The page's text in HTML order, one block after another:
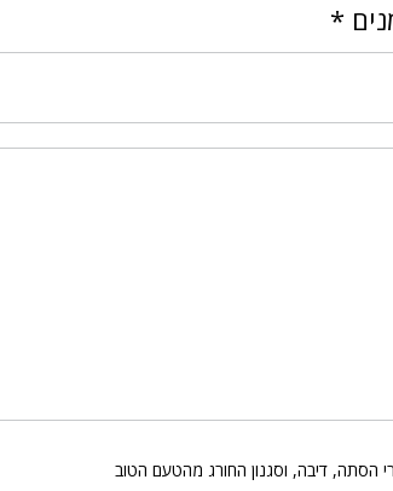
*
הסתה, דיבה, וסגנון החורג מהטעם הטוב